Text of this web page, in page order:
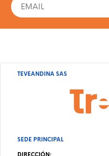
TEVEANDINA SAS
SEDE PRINCIPAL
DIRECCIÓN: